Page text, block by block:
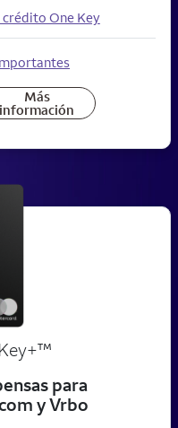
One Key
Más
información
trademark
™
para
y Vrbo